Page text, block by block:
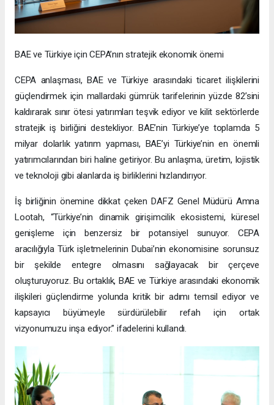
BAE ve Türkiye için CEPA’nın stratejik ekonomik önemi
CEPA anlaşması, BAE ve Türkiye arasındaki ticaret ilişkilerini
güçlendirmek için mallardaki gümrük tarifelerinin yüzde 82’sini
kaldırarak sınır ötesi yatırımları teşvik ediyor ve kilit sektörlerde
stratejik iş birliğini destekliyor. BAE’nin Türkiye’ye toplamda 5
milyar dolarlık yatırım yapması, BAE’yi Türkiye’nin en önemli
yatırımcılarından biri haline getiriyor. Bu anlaşma, üretim, lojistik
ve teknoloji gibi alanlarda iş birliklerini hızlandırıyor.
İş birliğinin önemine dikkat çeken DAFZ Genel Müdürü Amna
Lootah, “Türkiye’nin dinamik girişimcilik ekosistemi, küresel
genişleme için benzersiz bir potansiyel sunuyor. CEPA
aracılığıyla Türk işletmelerinin Dubai’nin ekonomisine sorunsuz
bir şekilde entegre olmasını sağlayacak bir çerçeve
oluşturuyoruz. Bu ortaklık, BAE ve Türkiye arasındaki ekonomik
ilişkileri güçlendirme yolunda kritik bir adımı temsil ediyor ve
kapsayıcı büyümeyle sürdürülebilir refah için ortak
vizyonumuzu inşa ediyor.” ifadelerini kullandı.